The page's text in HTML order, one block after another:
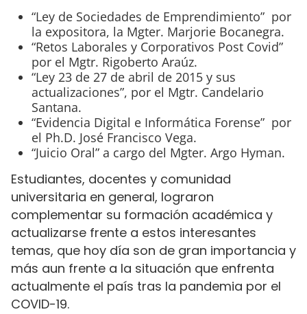
“Ley de Sociedades de Emprendimiento” por
la expositora, la Mgter. Marjorie Bocanegra.
“Retos Laborales y Corporativos Post Covid”
por el Mgtr. Rigoberto Araúz.
“Ley 23 de 27 de abril de 2015 y sus
actualizaciones”, por el Mgtr. Candelario
Santana.
“Evidencia Digital e Informática Forense” por
el Ph.D. José Francisco Vega.
“Juicio Oral” a cargo del Mgter. Argo Hyman.
Estudiantes, docentes y comunidad
universitaria en general, lograron
complementar su formación académica y
actualizarse frente a estos interesantes
temas, que hoy día son de gran importancia y
más aun frente a la situación que enfrenta
actualmente el país tras la pandemia por el
COVID-19.